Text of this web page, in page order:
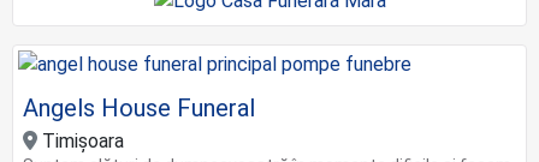
Angels House Funeral
Timișoara